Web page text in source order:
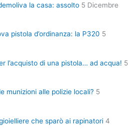
la casa: assolto 5 Dicembre
pistola d’ordinanza: la P320 5
l’acquisto di una pistola… ad acqua! 5
munizioni alle polizie locali? 5
che sparò ai rapinatori 4